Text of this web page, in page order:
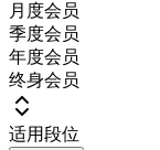
月度会员
季度会员
年度会员
终身会员
适用段位